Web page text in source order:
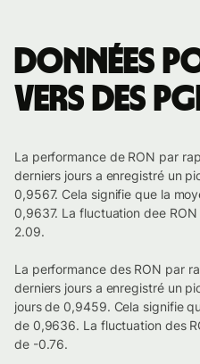
Données
vers des
La performance de RON par
derniers jours a enregistré un
0,9567. Cela signifie que la
0,9637. La fluctuation dee
2.09.
La performance des RON par
derniers jours a enregistré un
jours de 0,9459. Cela signifie
de 0,9636. La fluctuation des
de -0.76.